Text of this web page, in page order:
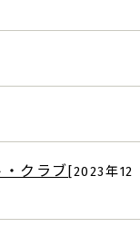
クラブ [2023年12